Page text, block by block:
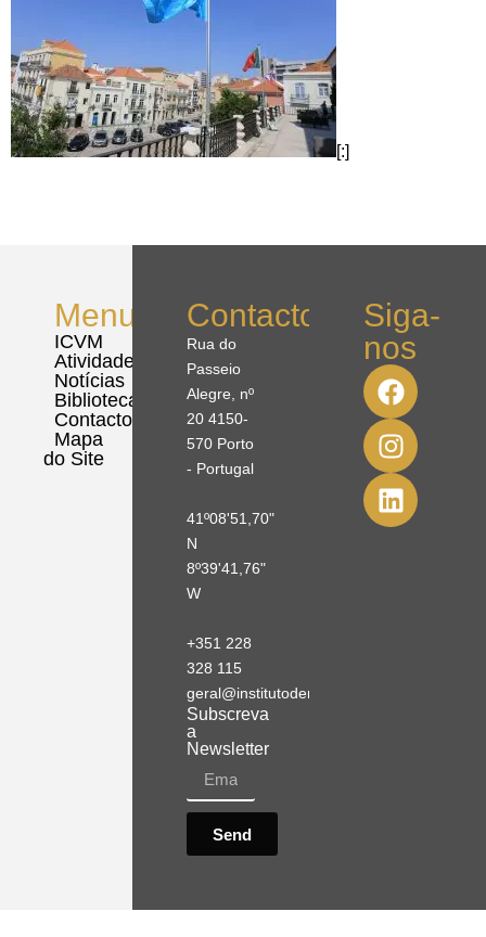
[:]
Menu
ICVM
Atividades
Notícias
Biblioteca
Contactos
Mapa
do Site
Contactos
Rua do
Passeio
Alegre, nº
20 4150-
570 Porto
- Portugal
41º08'51,70"
N
8º39'41,76"
W
+351 228
328 115
geral@institutodemobilidade.org
Subscreva
a
Newsletter
Send
Siga-
nos